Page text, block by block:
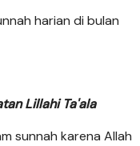
harian di bulan
Lillahi Ta'ala
sunnah karena Allah